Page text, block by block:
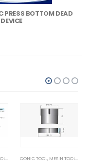
BOTTOM DEAD
CONIC TOOL, MESIN TOOL DAN PART